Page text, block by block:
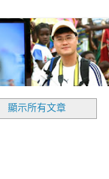
顯示所有文章